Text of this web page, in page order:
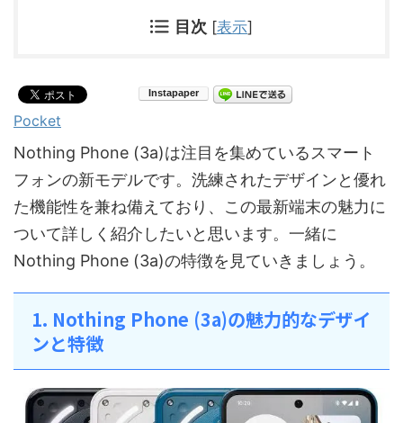
目次 [表示]
Pocket
Nothing Phone (3a)は注目を集めているスマート
フォンの新モデルです。洗練されたデザインと優れ
た機能性を兼ね備えており、この最新端末の魅力に
ついて詳しく紹介したいと思います。一緒に
Nothing Phone (3a)の特徴を見ていきましょう。
1. Nothing Phone (3a)の魅力的なデザイ
ンと特徴